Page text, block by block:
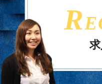
R